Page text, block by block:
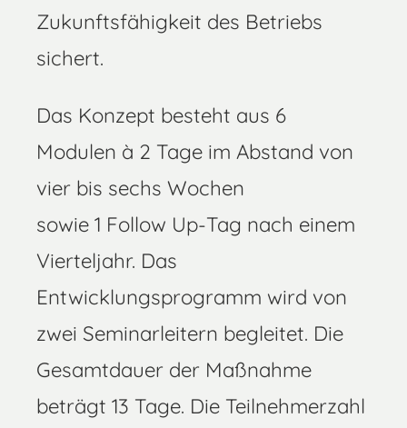
Zukunftsfähigkeit des Betriebs
sichert.
Das Konzept besteht aus 6
Modulen à 2 Tage im Abstand von
vier bis sechs Wochen
sowie 1 Follow Up-Tag nach einem
Vierteljahr. Das
Entwicklungsprogramm wird von
zwei Seminarleitern begleitet. Die
Gesamtdauer der Maßnahme
beträgt 13 Tage. Die Teilnehmerzahl